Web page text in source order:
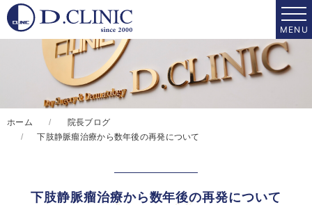
ホーム
院長ブログ
下肢静脈瘤治療から数年後の再発について
下肢静脈瘤治療から数年後の再発について